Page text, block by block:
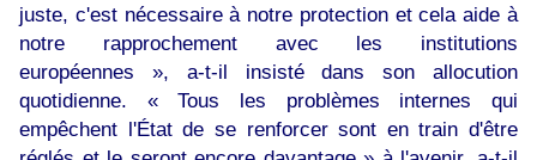
juste, c'est nécessaire à notre protection et cela aide à
notre rapprochement avec les institutions
européennes », a-t-il insisté dans son allocution
quotidienne. « Tous les problèmes internes qui
empêchent l'État de se renforcer sont en train d'être